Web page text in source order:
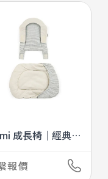
成長椅｜經典
報價